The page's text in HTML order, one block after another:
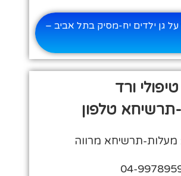
גן ילדים יח-מסיק בתל אביב –
ורד
טלפון
מעלות-תרשיחא מרווה